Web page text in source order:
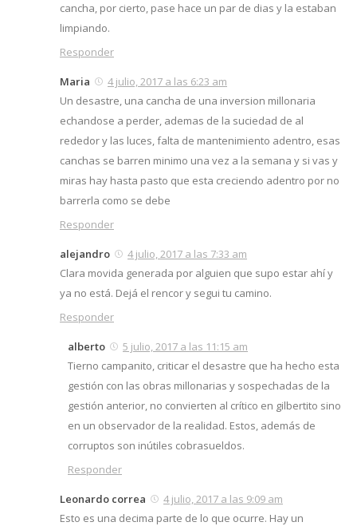
cancha, por cierto, pase hace un par de dias y la estaban
limpiando.
Responder
Maria
4 julio, 2017 a las 6:23 am
Un desastre, una cancha de una inversion millonaria
echandose a perder, ademas de la suciedad de al
rededor y las luces, falta de mantenimiento adentro, esas
canchas se barren minimo una vez a la semana y si vas y
miras hay hasta pasto que esta creciendo adentro por no
barrerla como se debe
Responder
alejandro
4 julio, 2017 a las 7:33 am
Clara movida generada por alguien que supo estar ahí y
ya no está. Dejá el rencor y segui tu camino.
Responder
alberto
5 julio, 2017 a las 11:15 am
Tierno campanito, criticar el desastre que ha hecho esta
gestión con las obras millonarias y sospechadas de la
gestión anterior, no convierten al crítico en gilbertito sino
en un observador de la realidad. Estos, además de
corruptos son inútiles cobrasueldos.
Responder
Leonardo correa
4 julio, 2017 a las 9:09 am
Esto es una decima parte de lo que ocurre. Hay un